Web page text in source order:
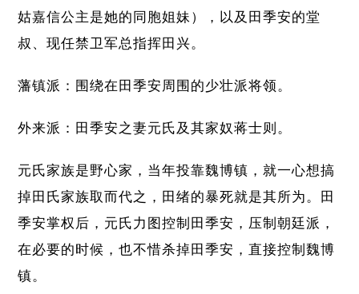
姑嘉信公主是她的同胞姐妹），以及田季安的堂
叔、现任禁卫军总指挥田兴。
藩镇派：围绕在田季安周围的少壮派将领。
外来派：田季安之妻元氏及其家奴蒋士则。
元氏家族是野心家，当年投靠魏博镇，就一心想搞
掉田氏家族取而代之，田绪的暴死就是其所为。田
季安掌权后，元氏力图控制田季安，压制朝廷派，
在必要的时候，也不惜杀掉田季安，直接控制魏博
镇。